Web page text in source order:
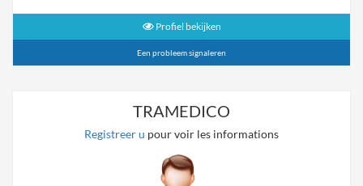
Profiel bekijken
Een probleem signaleren
TRAMEDICO
Registreer u pour voir les informations